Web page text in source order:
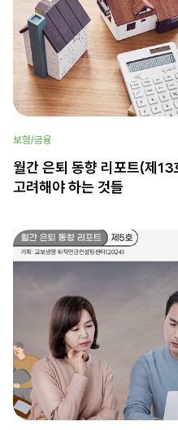
보험/금융
월간 은퇴 동향 리포트(제13
고려해야 하는 것들